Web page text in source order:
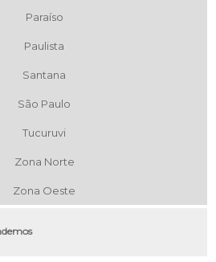
Paraíso
Paulista
Santana
São Paulo
Tucuruvi
Zona Norte
Zona Oeste